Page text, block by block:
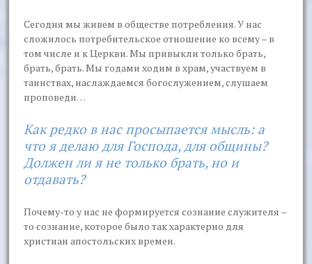
Сегодня мы живем в обществе потребления. У нас
сложилось потребительское отношение ко всему – в
том числе и к Церкви. Мы привыкли только брать,
брать, брать. Мы годами ходим в храм, участвуем в
таинствах, наслаждаемся богослужением, слушаем
проповеди…
Как редко в нас просыпается мысль: а
что я делаю для Господа, для общины?
Должен ли я не только брать, но и
отдавать?
Почему-то у нас не формируется сознание служителя –
то сознание, которое было так характерно для
христиан апостольских времен.